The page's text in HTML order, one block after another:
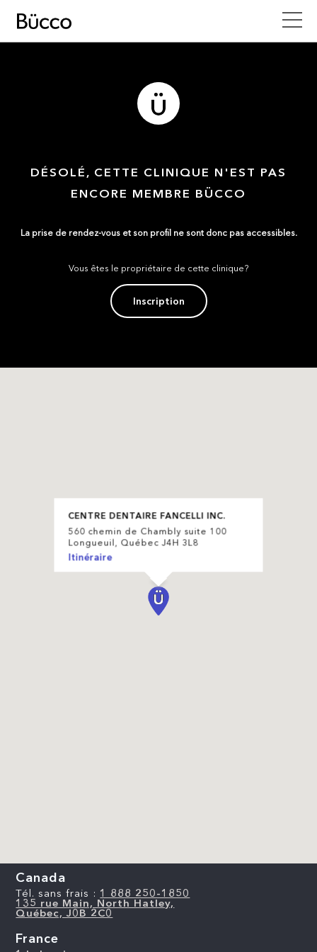
DÉSOLÉ, CETTE CLINIQUE N'EST PAS
ENCORE MEMBRE BÜCCO
La prise de rendez-vous et son profil ne sont donc pas accessibles.
Vous êtes le propriétaire de cette clinique?
Inscription
CENTRE DENTAIRE FANCELLI INC.
560 chemin de Chambly suite 100
Longueuil, Québec J4H 3L8
Itinéraire
Canada
Tél. sans frais : 1 888 250-1850
135 rue Main, North Hatley,
Québec, J0B 2C0
France